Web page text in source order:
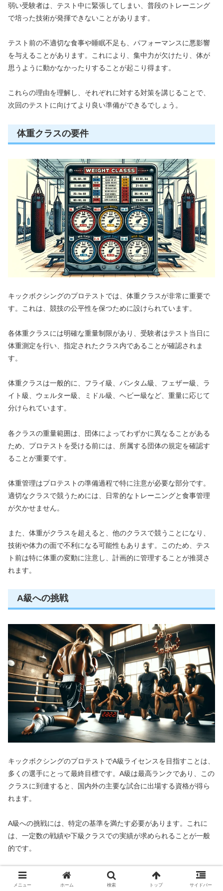
弱い受験者は、テスト中に緊張してしまい、普段のトレーニング
で培った技術が発揮できないことがあります。
テスト前の不適切な食事や睡眠不足も、パフォーマンスに悪影響
を与えることがあります。これにより、集中力が欠けたり、体が
思うように動かなかったりすることが起こり得ます。
これらの理由を理解し、それぞれに対する対策を講じることで、
次回のテストに向けてより良い準備ができるでしょう。
体重クラスの要件
キックボクシングのプロテストでは、体重クラスが非常に重要で
す。これは、競技の公平性を保つために設けられています。
各体重クラスには明確な重量制限があり、受験者はテスト当日に
体重測定を行い、指定されたクラス内であることが確認されま
す。
体重クラスは一般的に、フライ級、バンタム級、フェザー級、ラ
イト級、ウェルター級、ミドル級、ヘビー級など、重量に応じて
分けられています。
各クラスの重量範囲は、団体によってわずかに異なることがある
ため、プロテストを受ける前には、所属する団体の規定を確認す
ることが重要です。
体重管理はプロテストの準備過程で特に注意が必要な部分です。
適切なクラスで競うためには、日常的なトレーニングと食事管理
が欠かせません。
また、体重がクラスを超えると、他のクラスで競うことになり、
技術や体力の面で不利になる可能性もあります。このため、テス
ト前は特に体重の変動に注意し、計画的に管理することが推奨さ
れます。
A級への挑戦
キックボクシングのプロテストでA級ライセンスを目指すことは、
多くの選手にとって最終目標です。A級は最高ランクであり、この
クラスに到達すると、国内外の主要な試合に出場する資格が得ら
れます。
A級への挑戦には、特定の基準を満たす必要があります。これに
は、一定数の戦績や下級クラスでの実績が求められることが一般
的です。
たとえば、B級やC級での連勝や特定のタイトル獲得が、A級テス
トの受験資格として設定されていることがあります。
メニュー ホーム 検索 トップ サイドバー